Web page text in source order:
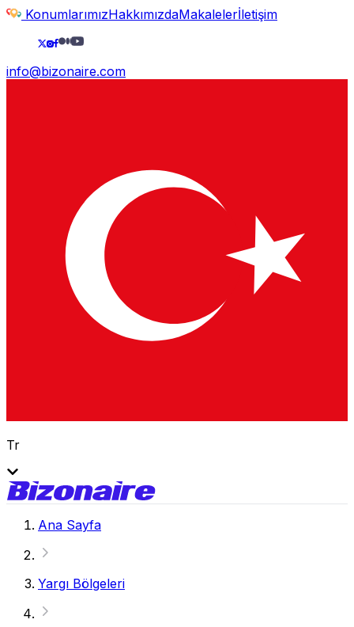
KonumlarımızHakkımızdaMakalelerİletişim
info@bizonaire.com
Tr
Ana Sayfa
Yargı Bölgeleri